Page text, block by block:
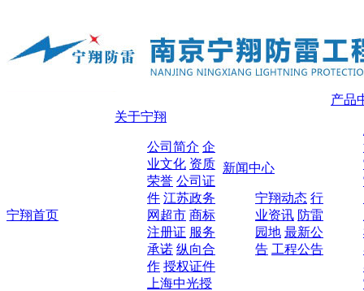
宁翔首页
关于宁翔
公司简介 企
业文化 资质
荣誉 公司证
件 江苏政务
网超市 商标
注册证 服务
承诺 纵向合
作 授权证件
上海中光授
新闻中心
宁翔动态 行
业资讯 防雷
园地 最新公
告 工程公告
产品